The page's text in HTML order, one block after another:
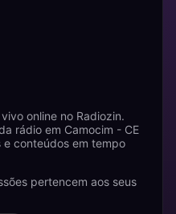
online no Radiozin.
rádio em Camocim - CE
conteúdos em tempo
pertencem aos seus